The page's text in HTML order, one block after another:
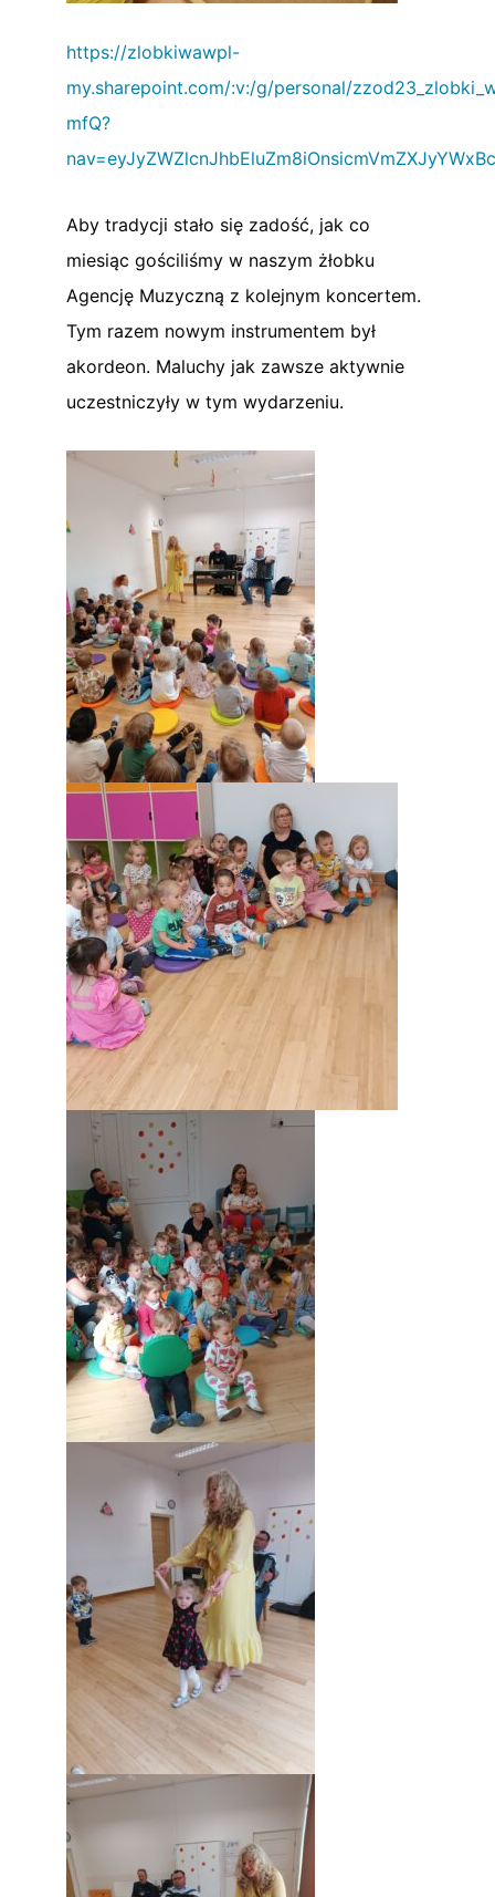
https://zlobkiwawpl-
my.sharepoint.com/:v:/g/personal/
mfQ?
Aby tradycji stało się zadość, jak co
miesiąc gościliśmy w naszym żłobku
Agencję Muzyczną z kolejnym koncertem.
Tym razem nowym instrumentem był
akordeon. Maluchy jak zawsze aktywnie
uczestniczyły w tym wydarzeniu.